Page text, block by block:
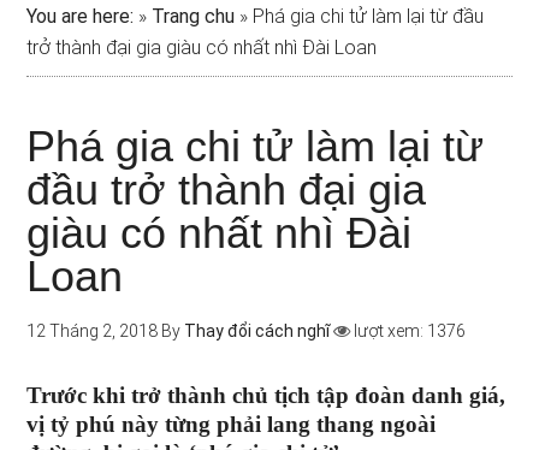
You are here: » Trang chu » Phá gia chi tử làm lại từ đầu
trở thành đại gia giàu có nhất nhì Đài Loan
Phá gia chi tử làm lại từ
đầu trở thành đại gia
giàu có nhất nhì Đài
Loan
12 Tháng 2, 2018 By Thay đổi cách nghĩ lượt xem: 1376
Trước khi trở thành chủ tịch tập đoàn danh giá,
vị tỷ phú này từng phải lang thang ngoài